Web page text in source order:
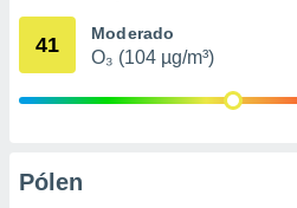
através
41 Moderado
O₃ (104 µg/m³)
Pólen